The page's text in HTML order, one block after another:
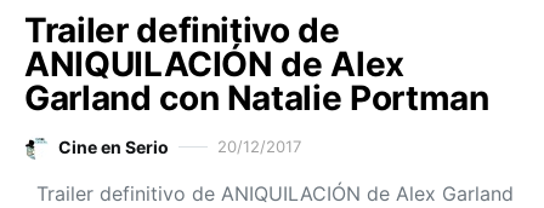
Trailer definitivo de
ANIQUILACIÓN de Alex
Garland con Natalie Portman
Cine en Serio 20/12/2017
Trailer definitivo de ANIQUILACIÓN de Alex Garland